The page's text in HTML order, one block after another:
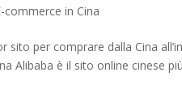
commerce in Cina
sito per comprare dalla Cina
Alibaba è il sito online cinese